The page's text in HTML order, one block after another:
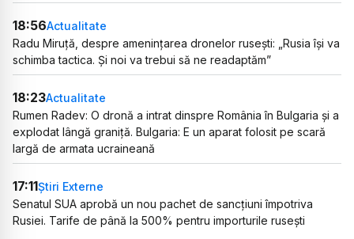
18:56Actualitate
Radu Miruță, despre amenințarea dronelor rusești: „Rusia își va
schimba tactica. Și noi va trebui să ne readaptăm”
18:23Actualitate
Rumen Radev: O dronă a intrat dinspre România în Bulgaria și a
explodat lângă graniță. Bulgaria: E un aparat folosit pe scară
largă de armata ucraineană
17:11Știri Externe
Senatul SUA aprobă un nou pachet de sancțiuni împotriva
Rusiei. Tarife de până la 500% pentru importurile rusești